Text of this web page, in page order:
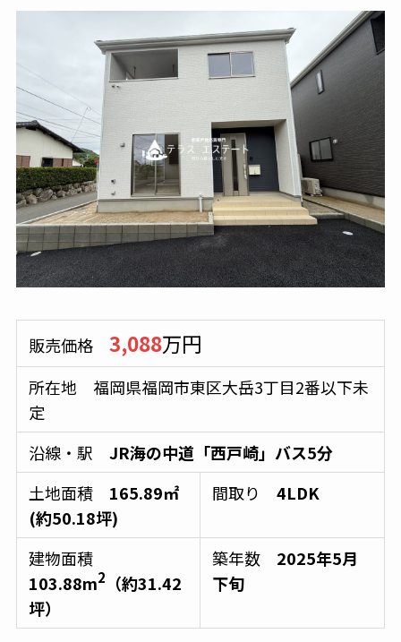
販売価格3,088万円
所在地 福岡県福岡市東区大岳3丁目2番以下未
定
沿線・駅JR海の中道「西戸崎」バス5分
土地面積 165.89㎡
(約50.18坪)
間取り4LDK
建物面積
103.88m2
（約31.42
坪）
築年数 2025年5月
下旬